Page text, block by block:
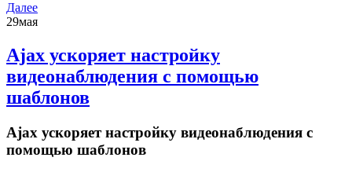
Далее
29мая
Ajax ускоряет настройку
видеонаблюдения с помощью
шаблонов
Ajax ускоряет настройку видеонаблюдения с
помощью шаблонов